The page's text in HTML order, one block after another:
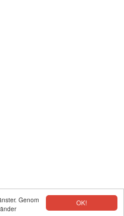
OK!
Genom
| Kontakt|Integritet|